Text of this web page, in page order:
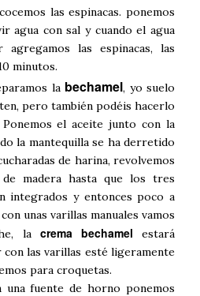
las espinacas. ponemos
agua con sal y cuando el agua
las espinacas, las
minutos.
la bechamel, yo suelo
pero también podéis hacerlo
el aceite junto con la
la mantequilla se ha derretido
de harina, revolvemos
madera hasta que los tres
integrados y entonces poco a
unas varillas manuales vamos
la crema bechamel estará
con las varillas esté ligeramente
para croquetas.
una fuente de horno ponemos